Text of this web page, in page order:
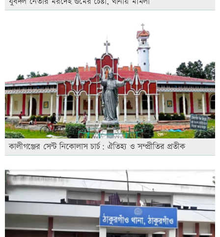
কালীগঞ্জের সেন্ট নিকোলাস চার্চ: ঐতিহ্য ও সম্প্রীতির প্রতীক